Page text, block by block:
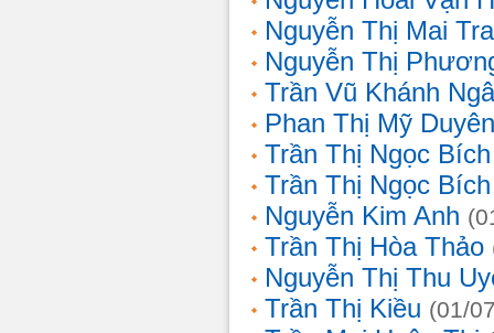
Nguyễn Thị Mai
Nguyễn Thị
Trần Vũ Khánh
Phan Thị Mỹ Duyên
Trần Thị Ngọc Bích
Trần Thị Ngọc Bích
Nguyễn Kim Anh
Trần Thị Hòa Thảo
Nguyễn Thị Thu
Trần Thị Kiều (01/